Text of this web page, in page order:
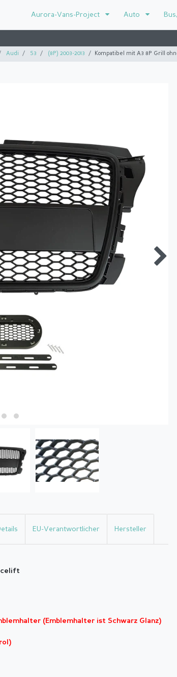
Aurora-Vans-Project Auto
Audi S3 (8P) 2003-2013 Kompatibel mit A3 8P Grill
EU-Verantwortlicher Hersteller
(Emblemhalter ist Schwarz Glanz)